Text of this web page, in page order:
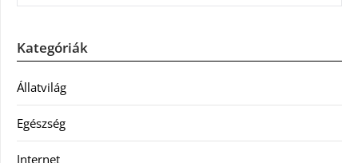
Kategóriák
Állatvilág
Egészség
Internet